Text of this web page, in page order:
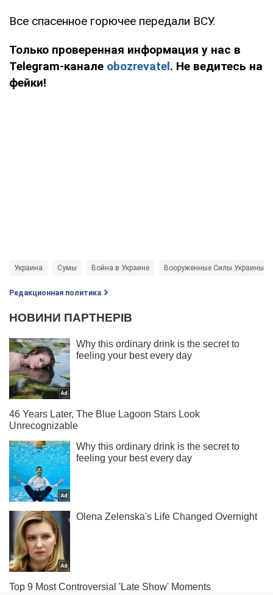
Все спасенное горючее передали ВСУ.
Только проверенная информация у нас в
Telegram-канале obozrevatel. Не ведитесь на
фейки!
Украина Сумы Война в Украине Вооруженные Силы Украины
Редакционная политика